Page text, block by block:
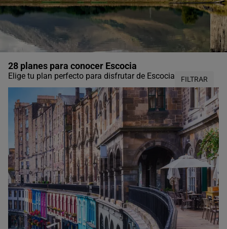
28 planes para conocer Escocia
Elige tu plan perfecto para disfrutar de Escocia FILTRAR